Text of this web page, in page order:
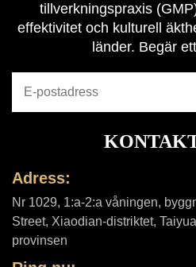
tillverkningspraxis
effektivitet och kulturell
länder. Begär
Adress:
Nr 1029, 1:a-2:a våningen,
Street, Xiaodian-distriktet,
provinsen